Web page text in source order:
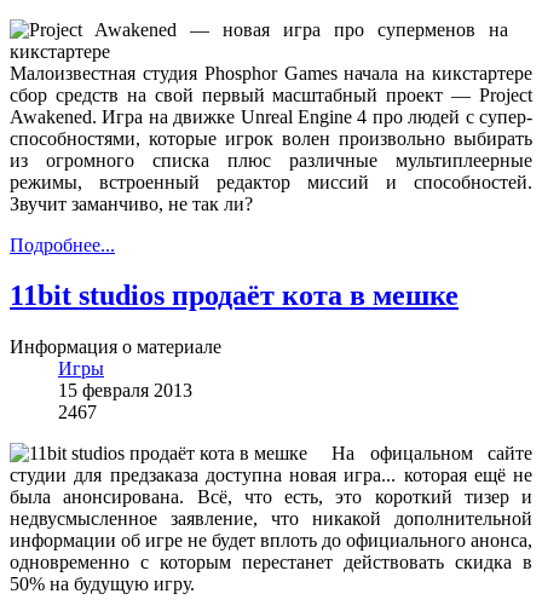
Малоизвестная студия Phosphor Games начала на кикстартере
сбор средств на свой первый масштабный проект — Project
Awakened. Игра на движке Unreal Engine 4 про людей с супер-
способностями, которые игрок волен произвольно выбирать
из огромного списка плюс различные мультиплеерные
режимы, встроенный редактор миссий и способностей.
Звучит заманчиво, не так ли?
Подробнее...
11bit studios продаёт кота в мешке
Информация о материале
Игры
15 февраля 2013
2467
На офицальном сайте
студии для предзаказа доступна новая игра... которая ещё не
была анонсирована. Всё, что есть, это короткий тизер и
недвусмысленное заявление, что никакой дополнительной
информации об игре не будет вплоть до официального анонса,
одновременно с которым перестанет действовать скидка в
50% на будущую игру.